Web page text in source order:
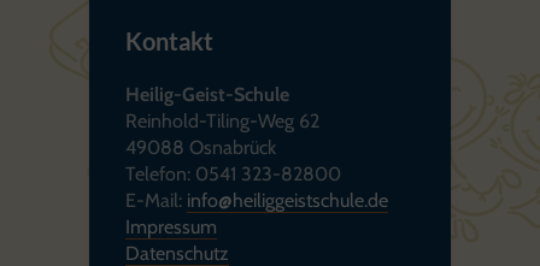
Kontakt
Heilig-Geist-Schule
Reinhold-Tiling-Weg 62
49088 Osnabrück
Telefon: 0541 323-82800
E-Mail: info@heiliggeistschule.de
Impressum
Datenschutz